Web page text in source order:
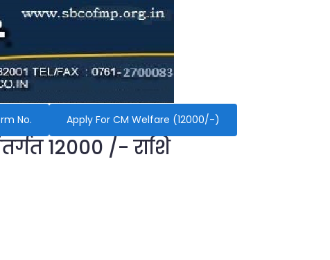
No. Apply For CM Welfare (12000/-)
12000 /- राशि